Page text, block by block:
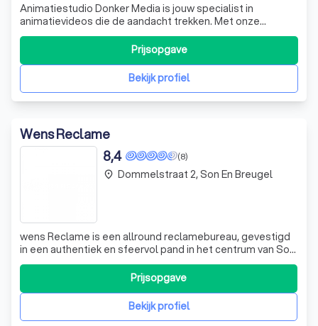
Animatiestudio Donker Media is jouw specialist in
animatievideos die de aandacht trekken. Met onze
animatie studio in Eindhoven verrassen we met creatieve
concepten die precies vertellen wat jij wilt overbrengen.
Dat doen we met een klein team van ervaren experts
vanuit Eindhoven, voor opdrachtgever
Bekijk profiel
Prijsopgave
Wens Reclame
(8)
8,4
wens Reclame is een allround reclamebureau, gevestigd
in een authentiek en sfeervol pand in het centrum van Son
en Breugel. Met onze persoonlijke aanpak, ideeën en
creativiteit maken we jouw bedrijf zichtbaar. Onze kracht:
het feilloos aanvoelen van wat klanten willen. Wij werken
veel voor het MKB,
Bekijk profiel
Prijsopgave
place Dommelstraat 2, Son En Breugel